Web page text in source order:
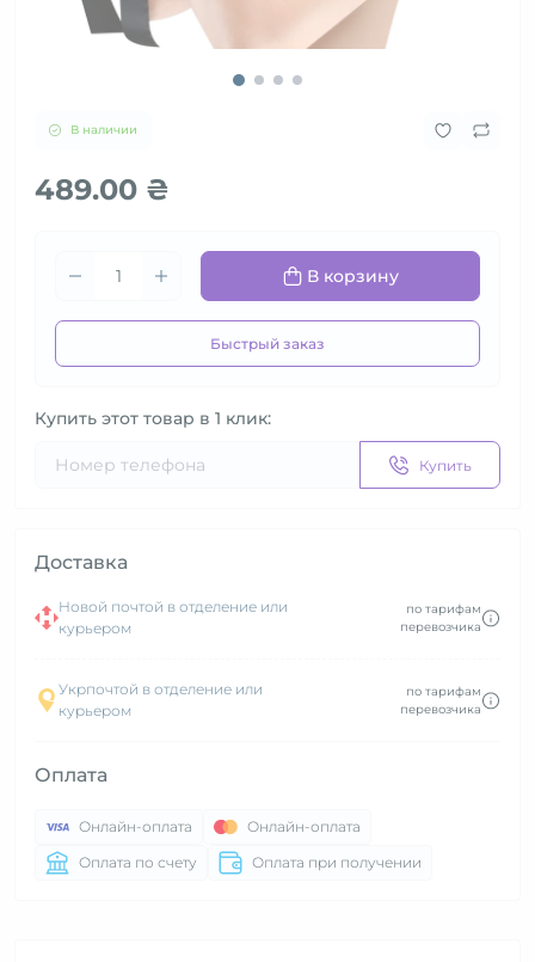
В наличии
489.00 ₴
В корзину
Быстрый заказ
Купить этот товар в 1 клик:
Купить
Доставка
Новой почтой в отделение или
курьером
по тарифам
перевозчика
Укрпочтой в отделение или
курьером
по тарифам
перевозчика
Оплата
Онлайн-оплата
Онлайн-оплата
Оплата по счету
Оплата при получении